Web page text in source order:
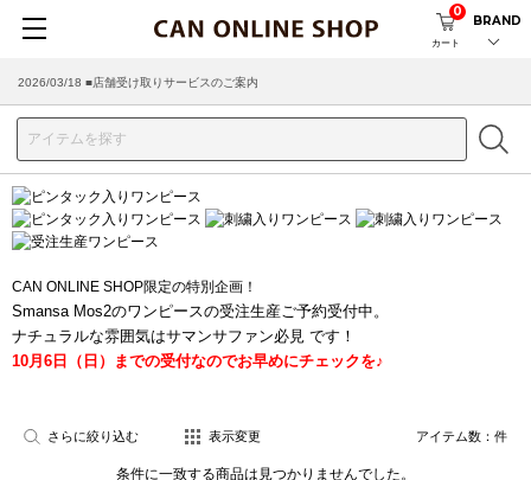
カート
0
BRAND
2026/03/18 ■店舗受け取りサービスのご案内
CAN ONLINE SHOP限定の特別企画！
Smansa Mos2のワンピースの受注生産ご予約受付中。
ナチュラルな雰囲気はサマンサファン必見 です！
10月6日（日）までの受付なのでお早めにチェックを♪
さらに絞り込む 表示変更 アイテム数： 件
条件に一致する商品は見つかりませんでした。